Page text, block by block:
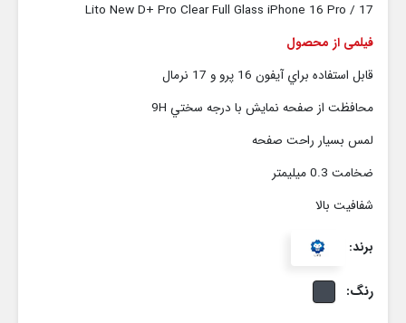
Lito New D+ Pro Clear Full Glass iPhone 16 Pro / 17
فیلمی از محصول
قابل استفاده براي آيفون 16 پرو و 17 نرمال
محافظت از صفحه نمايش با درجه سختي 9H
لمس بسيار راحت صفحه
ضخامت 0.3 ميليمتر
شفافيت بالا
برند:
رنگ: